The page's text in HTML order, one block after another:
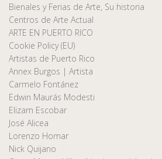
Bienales y Ferias de Arte, Su historia
Centros de Arte Actual
ARTE EN PUERTO RICO
Cookie Policy (EU)
Artistas de Puerto Rico
Annex Burgos | Artista
Carmelo Fontánez
Edwin Maurás Modesti
Elizam Escobar
José Alicea
Lorenzo Homar
Nick Quijano